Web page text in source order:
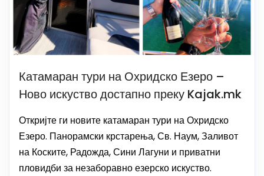
Катамаран тури на Охридско Езеро –
Ново искуство достапно преку Kajak.mk
Откријте ги новите катамаран тури на Охридско
Езеро. Панорамски крстарења, Св. Наум, Заливот
на Коските, Радожда, Сини Лагуни и приватни
пловидби за незаборавно езерско искуство.